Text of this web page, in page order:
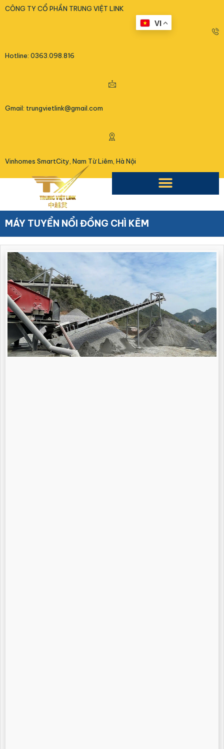
CÔNG TY CỔ PHẦN TRUNG VIỆT LINK
Hotline: 0363.098.816
Gmail: trungvietlink@gmail.com
Vinhomes SmartCity, Nam Từ Liêm, Hà Nội
MÁY TUYỂN NỔI ĐỒNG CHÌ KẼM
VI